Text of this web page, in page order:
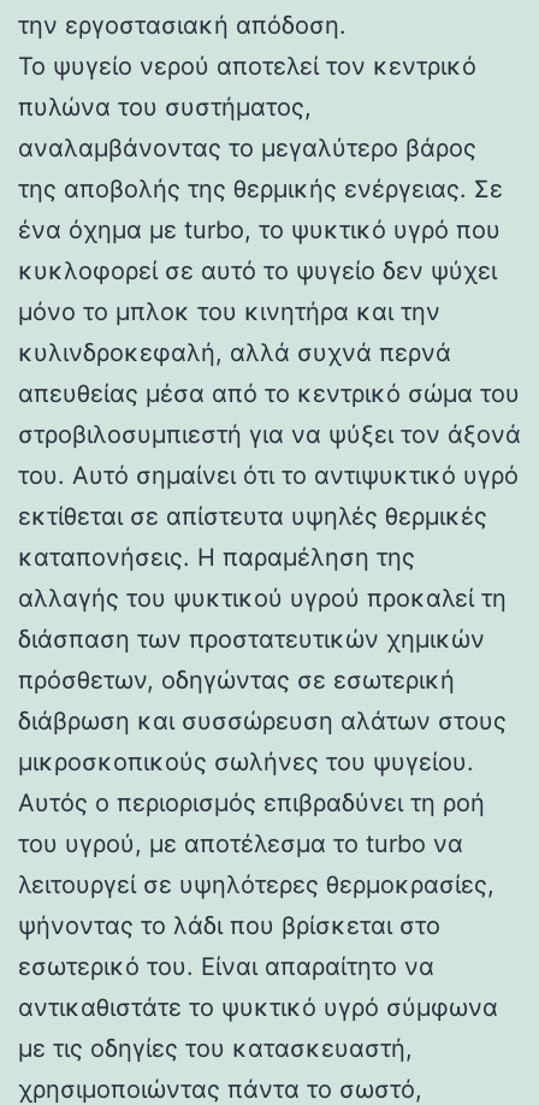
την εργοστασιακή απόδοση.
Το ψυγείο νερού αποτελεί τον κεντρικό
πυλώνα του συστήματος,
αναλαμβάνοντας το μεγαλύτερο βάρος
της αποβολής της θερμικής ενέργειας. Σε
ένα όχημα με turbo, το ψυκτικό υγρό που
κυκλοφορεί σε αυτό το ψυγείο δεν ψύχει
μόνο το μπλοκ του κινητήρα και την
κυλινδροκεφαλή, αλλά συχνά περνά
απευθείας μέσα από το κεντρικό σώμα του
στροβιλοσυμπιεστή για να ψύξει τον άξονά
του. Αυτό σημαίνει ότι το αντιψυκτικό υγρό
εκτίθεται σε απίστευτα υψηλές θερμικές
καταπονήσεις. Η παραμέληση της
αλλαγής του ψυκτικού υγρού προκαλεί τη
διάσπαση των προστατευτικών χημικών
πρόσθετων, οδηγώντας σε εσωτερική
διάβρωση και συσσώρευση αλάτων στους
μικροσκοπικούς σωλήνες του ψυγείου.
Αυτός ο περιορισμός επιβραδύνει τη ροή
του υγρού, με αποτέλεσμα το turbo να
λειτουργεί σε υψηλότερες θερμοκρασίες,
ψήνοντας το λάδι που βρίσκεται στο
εσωτερικό του. Είναι απαραίτητο να
αντικαθιστάτε το ψυκτικό υγρό σύμφωνα
με τις οδηγίες του κατασκευαστή,
χρησιμοποιώντας πάντα το σωστό,